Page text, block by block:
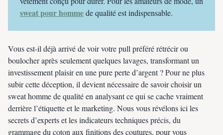
sweat pour hommede qualité est indispensable.
Vous est-il déjà arrivé de voir votre pull préféré rétrécir ou
boulocher après seulement quelques lavages, transformant un
investissement plaisir en une pure perte d’argent ? Pour ne plus
subir cette déception, il devient nécessaire de savoir choisir un
sweat homme de qualité en analysant ce qui se cache vraiment
derrière l’étiquette et le marketing. Nous vous révélons ici les
secrets d’experts et les indicateurs techniques précis, du
grammage du coton aux finitions des coutures, pour vous